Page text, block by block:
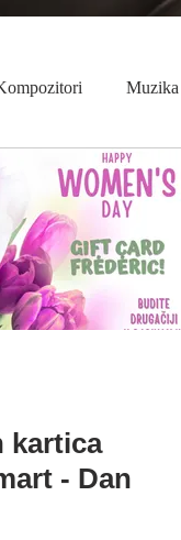
Muzika
kartica
- Dan